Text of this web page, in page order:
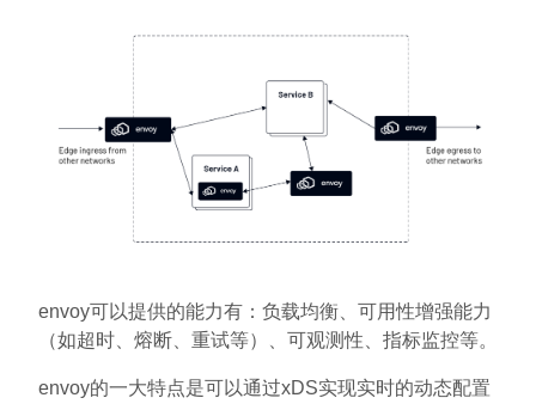
envoy可以提供的能力有：负载均衡、可用性增强能力
（如超时、熔断、重试等）、可观测性、指标监控等。
envoy的一大特点是可以通过xDS实现实时的动态配置